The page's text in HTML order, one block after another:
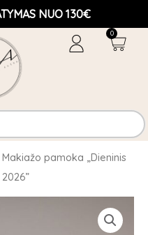
NUO 130€
0
Cart
pamoka „Dieninis